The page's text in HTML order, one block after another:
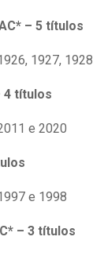
– 5 títulos
1927, 1928
4 títulos
e 2020
e 1998
– 3 títulos